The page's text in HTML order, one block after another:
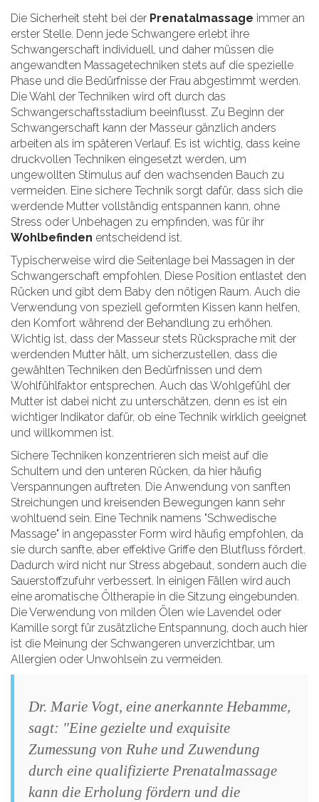
Die Sicherheit steht bei der Prenatalmassage immer an
erster Stelle. Denn jede Schwangere erlebt ihre
Schwangerschaft individuell, und daher müssen die
angewandten Massagetechniken stets auf die spezielle
Phase und die Bedürfnisse der Frau abgestimmt werden.
Die Wahl der Techniken wird oft durch das
Schwangerschaftsstadium beeinflusst. Zu Beginn der
Schwangerschaft kann der Masseur gänzlich anders
arbeiten als im späteren Verlauf. Es ist wichtig, dass keine
druckvollen Techniken eingesetzt werden, um
ungewollten Stimulus auf den wachsenden Bauch zu
vermeiden. Eine sichere Technik sorgt dafür, dass sich die
werdende Mutter vollständig entspannen kann, ohne
Stress oder Unbehagen zu empfinden, was für ihr
Wohlbefinden entscheidend ist.
Typischerweise wird die Seitenlage bei Massagen in der
Schwangerschaft empfohlen. Diese Position entlastet den
Rücken und gibt dem Baby den nötigen Raum. Auch die
Verwendung von speziell geformten Kissen kann helfen,
den Komfort während der Behandlung zu erhöhen.
Wichtig ist, dass der Masseur stets Rücksprache mit der
werdenden Mutter hält, um sicherzustellen, dass die
gewählten Techniken den Bedürfnissen und dem
Wohlfühlfaktor entsprechen. Auch das Wohlgefühl der
Mutter ist dabei nicht zu unterschätzen, denn es ist ein
wichtiger Indikator dafür, ob eine Technik wirklich geeignet
und willkommen ist.
Sichere Techniken konzentrieren sich meist auf die
Schultern und den unteren Rücken, da hier häufig
Verspannungen auftreten. Die Anwendung von sanften
Streichungen und kreisenden Bewegungen kann sehr
wohltuend sein. Eine Technik namens "Schwedische
Massage" in angepasster Form wird häufig empfohlen, da
sie durch sanfte, aber effektive Griffe den Blutfluss fördert.
Dadurch wird nicht nur Stress abgebaut, sondern auch die
Sauerstoffzufuhr verbessert. In einigen Fällen wird auch
eine aromatische Öltherapie in die Sitzung eingebunden.
Die Verwendung von milden Ölen wie Lavendel oder
Kamille sorgt für zusätzliche Entspannung, doch auch hier
ist die Meinung der Schwangeren unverzichtbar, um
Allergien oder Unwohlsein zu vermeiden.
Dr. Marie Vogt, eine anerkannte Hebamme,
sagt: "Eine gezielte und exquisite
Zumessung von Ruhe und Zuwendung
durch eine qualifizierte Prenatalmassage
kann die Erholung fördern und die